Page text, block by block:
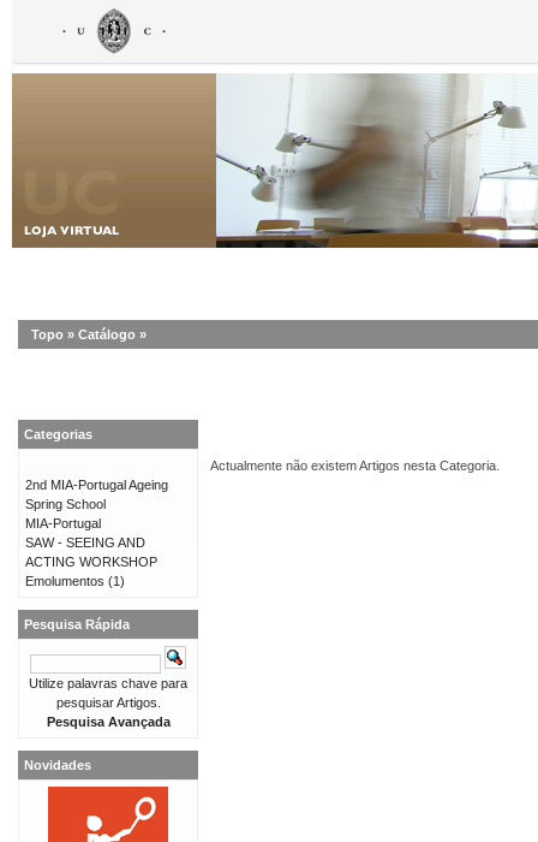
Topo » Catálogo »
Actualmente não existem Artigos nesta Categoria.
Categorias
2nd MIA-Portugal Ageing
Spring School
MIA-Portugal
SAW - SEEING AND
ACTING WORKSHOP
Emolumentos (1)
Pesquisa Rápida
Utilize palavras chave para
pesquisar Artigos.
Pesquisa Avançada
Novidades